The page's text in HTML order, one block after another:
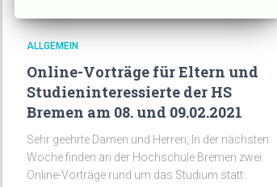
ALLGEMEIN
Online-Vorträge für Eltern und
Studieninteressierte der HS
Bremen am 08. und 09.02.2021
Sehr geehrte Damen und Herren, In der nächsten
Woche finden an der Hochschule Bremen zwei
Online-Vorträge rund um das Studium statt: